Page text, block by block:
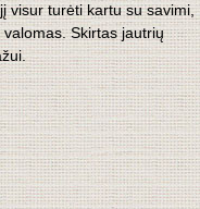
visur turėti kartu su savimi,
Skirtas jautrių